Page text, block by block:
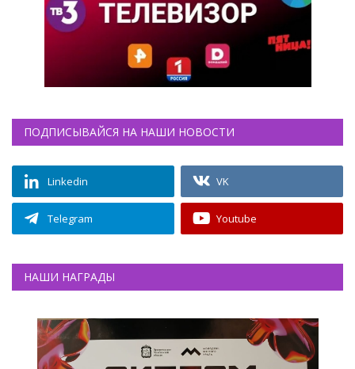
ПОДПИСЫВАЙСЯ НА НАШИ НОВОСТИ
Linkedin VK
Telegram Youtube
НАШИ НАГРАДЫ